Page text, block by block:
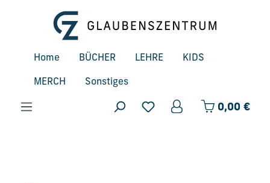
Zum Hauptinhalt springen
Home BÜCHER LEHRE KIDS
MERCH Sonstiges
0,00 €